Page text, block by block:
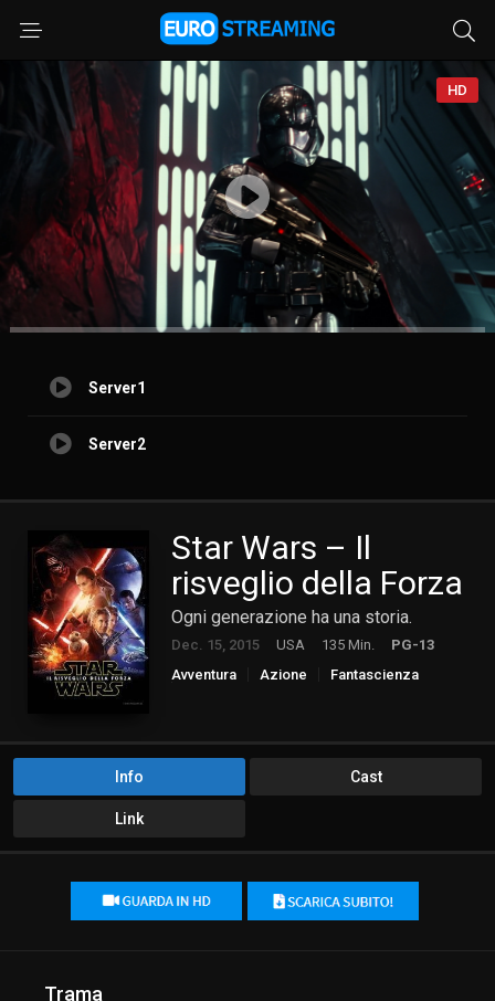
HD
Server1
Server2
Star Wars – Il
risveglio della Forza
Ogni generazione ha una storia.
Dec. 15, 2015 USA 135 Min.
PG-13
Avventura
Azione
Fantascienza
Info Cast
Link
Trama